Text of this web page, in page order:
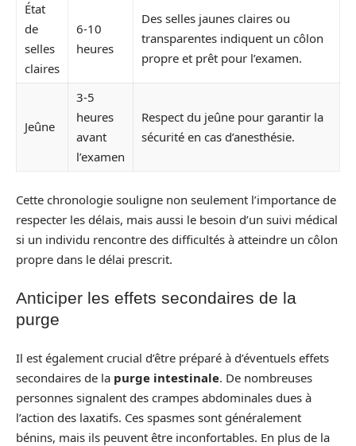
État
de
selles
claires
6-10
heures
Des selles jaunes claires ou
transparentes indiquent un côlon
propre et prêt pour l’examen.
Jeûne
3-5
heures
avant
l’examen
Respect du jeûne pour garantir la
sécurité en cas d’anesthésie.
Cette chronologie souligne non seulement l’importance de
respecter les délais, mais aussi le besoin d’un suivi médical
si un individu rencontre des difficultés à atteindre un côlon
propre dans le délai prescrit.
Anticiper les effets secondaires de la
purge
Il est également crucial d’être préparé à d’éventuels effets
secondaires de la purge intestinale. De nombreuses
personnes signalent des crampes abdominales dues à
l’action des laxatifs. Ces spasmes sont généralement
bénins, mais ils peuvent être inconfortables. En plus de la